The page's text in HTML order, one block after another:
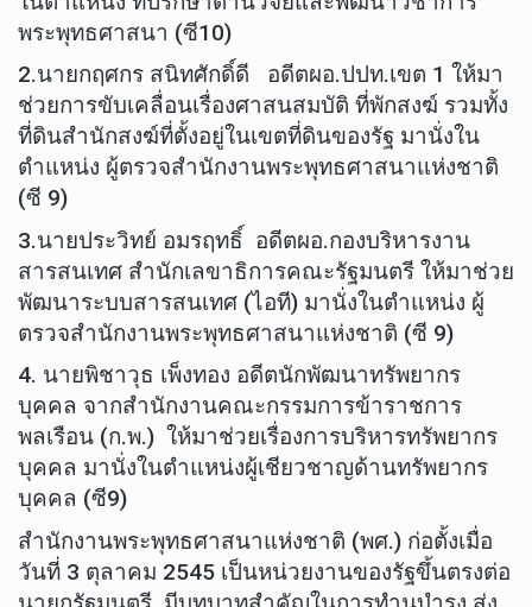
พระพุทธศาสนา (ซี10)
2.นายกฤศกร สนิทศักดิ์ดี อดีตผอ.ปปท.เขต 1 ให้มา
ช่วยการขับเคลื่อนเรื่องศาสนสมบัติ ที่พักสงฆ์ รวมทั้ง
ที่ดินสำนักสงฆ์ที่ตั้งอยู่ในเขตที่ดินของรัฐ มานั่งใน
ตำแหน่ง ผู้ตรวจสำนักงานพระพุทธศาสนาแห่งชาติ
(ซี 9)
3.นายประวิทย์ อมรฤทธิ์ อดีตผอ.กองบริหารงาน
สารสนเทศ สำนักเลขาธิการคณะรัฐมนตรี ให้มาช่วย
พัฒนาระบบสารสนเทศ (ไอที) มานั่งในตำแหน่ง ผู้
ตรวจสำนักงานพระพุทธศาสนาแห่งชาติ (ซี 9)
4. นายพิชาวุธ เพ็งทอง อดีตนักพัฒนาทรัพยากร
บุคคล จากสำนักงานคณะกรรมการข้าราชการ
พลเรือน (ก.พ.) ให้มาช่วยเรื่องการบริหารทรัพยากร
บุคคล มานั่งในตำแหน่งผู้เชียวชาญด้านทรัพยากร
บุคคล (ซี9)
สำนักงานพระพุทธศาสนาแห่งชาติ (พศ.) ก่อตั้งเมื่อ
วันที่ 3 ตุลาคม 2545 เป็นหน่วยงานของรัฐขึ้นตรงต่อ